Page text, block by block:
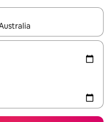
ら、上下の矢印キーを使って